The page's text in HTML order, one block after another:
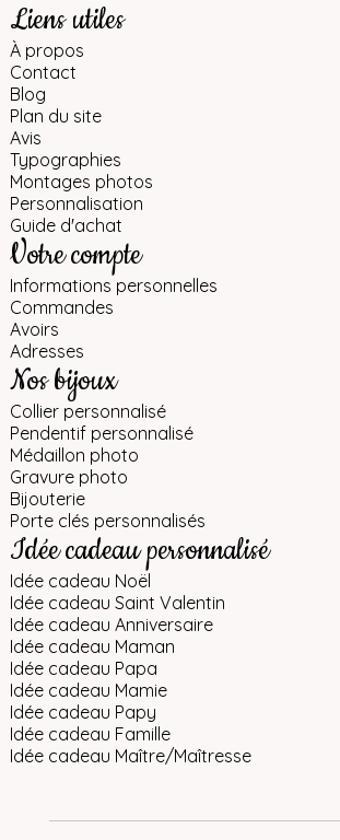
Liens utiles
À propos
Contact
Blog
Plan du site
Avis
Typographies
Montages photos
Personnalisation
Guide d'achat
Votre compte
Informations personnelles
Commandes
Avoirs
Adresses
Nos bijoux
Collier personnalisé
Pendentif personnalisé
Médaillon photo
Gravure photo
Bijouterie
Porte clés personnalisés
Idée cadeau personnalisé
Idée cadeau Noël
Idée cadeau Saint Valentin
Idée cadeau Anniversaire
Idée cadeau Maman
Idée cadeau Papa
Idée cadeau Mamie
Idée cadeau Papy
Idée cadeau Famille
Idée cadeau Maître/Maîtresse